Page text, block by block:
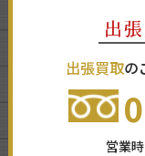
出
出張買取の
営業